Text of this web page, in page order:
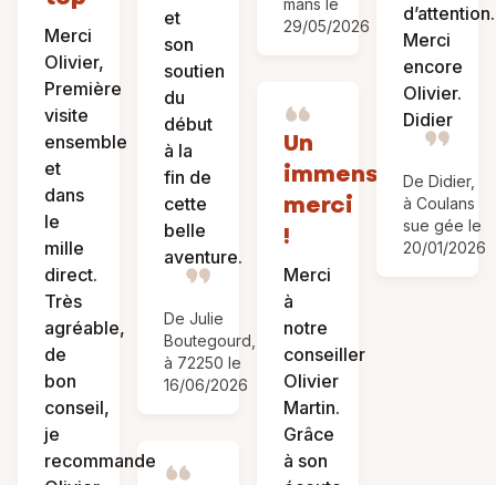
Merci
Olivier,
Première
visite
ensemble
et
dans
le
mille
direct.
Très
agréable,
de
bon
conseil,
je
recommande
et
son
soutien
du
début
à la
fin de
cette
belle
aventure.
De Julie
Boutegourd,
à 72250 le
16/06/2026
mans le
29/05/2026
Un
immense
merci
!
Merci
à
notre
conseiller
Olivier
Martin.
Grâce
à son
d’attention.
Merci
encore
Olivier.
Didier
De Didier,
à Coulans
sue gée le
20/01/2026